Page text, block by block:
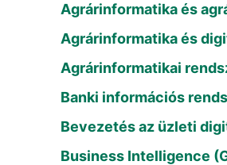
Agrárinformatika és
Agrárinformatika és
Agrárinformatikai
Banki információs
Bevezetés az üzleti
Business Intelligence